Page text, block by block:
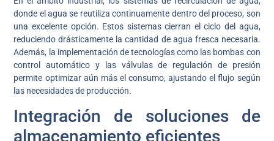
donde el agua se reutiliza continuamente dentro del proceso, son
una excelente opción. Estos sistemas cierran el ciclo del agua,
reduciendo drásticamente la cantidad de agua fresca necesaria.
Además, la implementación de tecnologías como las bombas con
control automático y las válvulas de regulación de presión
permite optimizar aún más el consumo, ajustando el flujo según
las necesidades de producción.
Integración de soluciones de
almacenamiento eficientes